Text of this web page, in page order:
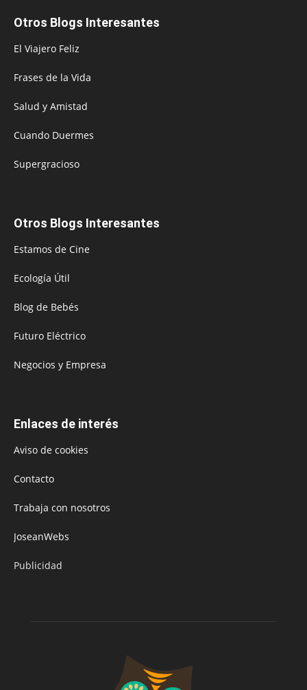
Otros Blogs Interesantes
El Viajero Feliz
Frases de la Vida
Salud y Amistad
Cuando Duermes
Supergracioso
Otros Blogs Interesantes
Estamos de Cine
Ecología Útil
Blog de Bebés
Futuro Eléctrico
Negocios y Empresa
Enlaces de interés
Aviso de cookies
Contacto
Trabaja con nosotros
JoseanWebs
Publicidad